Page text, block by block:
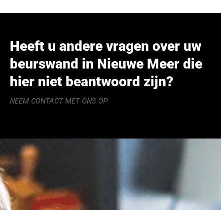
Heeft u andere vragen over uw
beurswand in Nieuwe Meer die
hier niet beantwoord zijn?
NEEM CONTACT MET ONS OP